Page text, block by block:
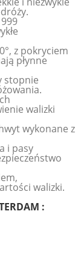
z pokryciem
płynne
stopnie
walizki
wykonane z
i pasy
walizki.
: